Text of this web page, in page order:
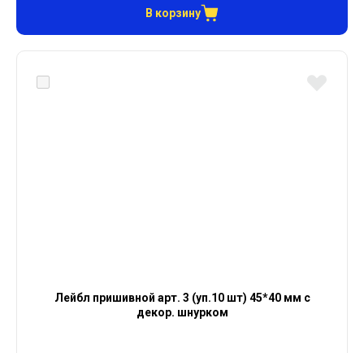
В корзину
Лейбл пришивной арт. 3 (уп.10 шт) 45*40 мм с
декор. шнурком